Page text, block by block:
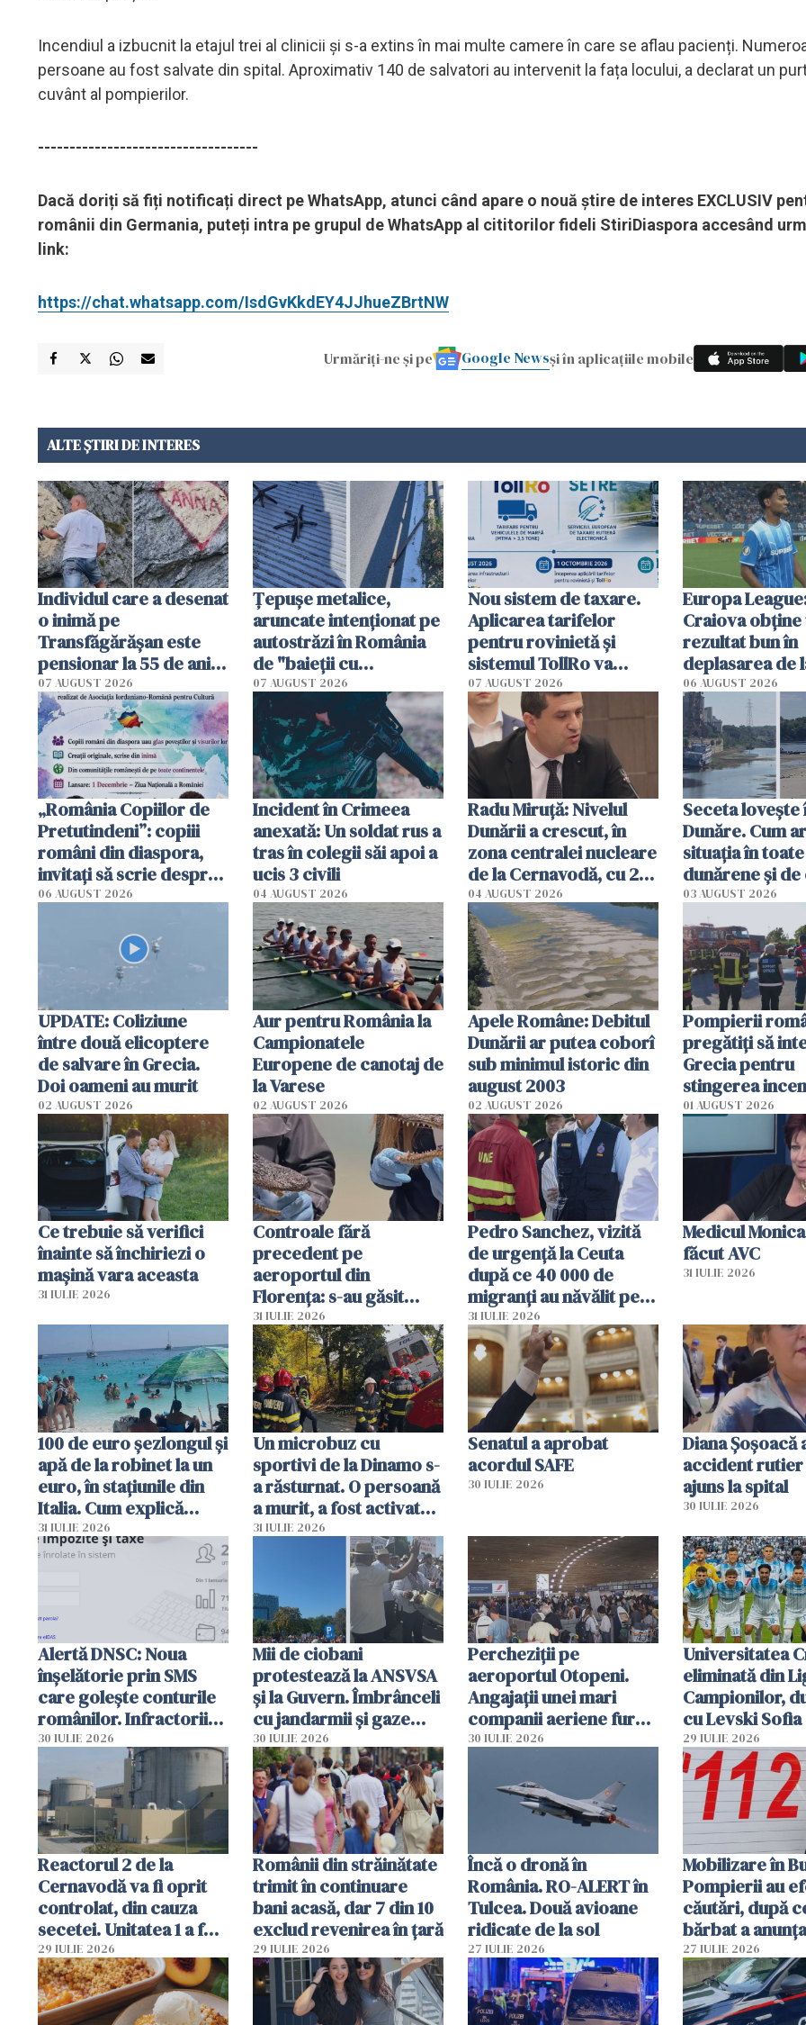
Incendiul a izbucnit la etajul trei al clinicii și s-a extins în mai multe camere în care se aflau pacienți.
persoane au fost salvate din spital. Aproximativ 140 de salvatori au intervenit la fața locului, a declarat un
cuvânt al pompierilor.
-----------------------------------
Dacă doriți să fiți notificați direct pe WhatsApp, atunci când apare o nouă știre de interes EXCLUSIV
românii din Germania, puteți intra pe grupul de WhatsApp al cititorilor fideli StiriDiaspora accesând
link:
https://chat.whatsapp.com/IsdGvKkdEY4JJhueZBrtNW
Urmăriți-ne și pe Google Newsși în aplicațiile mobile
ALTE ȘTIRI DE INTERES
Individul care a desenat
o inimă pe
Transfăgărășan este
pensionar la 55 de ani.
Poliția l-a identificat
07 AUGUST 2026
Țepușe metalice,
aruncate intenționat pe
autostrăzi în România
de "baieții cu
platforme": "Mi-au
cerut 1200 lei să mă
tracteze"
07 AUGUST 2026
Nou sistem de taxare.
Aplicarea tarifelor
pentru rovinietă şi
sistemul TollRo va
începe la 1 octombrie
07 AUGUST 2026
Europa
Craiova obține
rezultat bun în
deplasarea de
06 AUGUST 2026
„România Copiilor de
Pretutindeni”: copiii
români din diaspora,
invitați să scrie despre
România într-un volum
06 AUGUST 2026
Incident în Crimeea
anexată: Un soldat rus a
tras în colegii săi apoi a
ucis 3 civili
04 AUGUST 2026
Radu Miruţă: Nivelul
Dunării a crescut, în
zona centralei nucleare
de la Cernavodă, cu 2
cm faţă de ziua trecută
04 AUGUST 2026
Seceta
Dunăre. Cum
situația în
dunărene și de
România
efectele, deși a
în iulie
03 AUGUST 2026
UPDATE: Coliziune
între două elicoptere
de salvare în Grecia.
Doi oameni au murit
02 AUGUST 2026
Aur pentru România la
Campionatele
Europene de canotaj de
la Varese
02 AUGUST 2026
Apele Române: Debitul
Dunării ar putea coborî
sub minimul istoric din
august 2003
02 AUGUST 2026
Pompierii
pregătiţi să
Grecia pentru
stingerea
01 AUGUST 2026
Ce trebuie să verifici
înainte să închiriezi o
mașină vara aceasta
31 IULIE 2026
Controale fără
precedent pe
aeroportul din
Florența: s-au găsit
capete de aligator și o
sumă imensă de bani
31 IULIE 2026
Pedro Sanchez, vizită
de urgență la Ceuta
după ce 40 000 de
migranți au năvălit pe
teritoriul spaniol: „Vom
mobiliza toate
resursele"
31 IULIE 2026
Medicul
făcut AVC
31 IULIE 2026
100 de euro șezlongul și
apă de la robinet la un
euro, în stațiunile din
Italia. Cum explică
autoritățile
31 IULIE 2026
Un microbuz cu
sportivi de la Dinamo s-
a răsturnat. O persoană
a murit, a fost activat
planul roșu de
31 IULIE 2026
Senatul a aprobat
acordul SAFE
30 IULIE 2026
Diana Șoșoacă
accident rutier
ajuns la spital
30 IULIE 2026
Alertă DNSC: Noua
înșelătorie prin SMS
care golește conturile
românilor. Infractorii
folosesc numele
Ghișeul.ro și al Poliției
Române
30 IULIE 2026
Mii de ciobani
protestează la ANSVSA
și la Guvern. Îmbrânceli
cu jandarmii și gaze
lacrimogene
30 IULIE 2026
Percheziții pe
aeroportul Otopeni.
Angajații unei mari
companii aeriene furau
parfumuri, ceasuri și
vânzării
30 IULIE 2026
Universitatea
eliminată din
Campionilor,
cu Levski Sofia
29 IULIE 2026
Reactorul 2 de la
Cernavodă va fi oprit
controlat, din cauza
secetei. Unitatea 1 a fost
deja oprită
29 IULIE 2026
Românii din străinătate
trimit în continuare
bani acasă, dar 7 din 10
exclud revenirea în țară
29 IULIE 2026
Încă o dronă în
România. RO-ALERT în
Tulcea. Două avioane
ridicate de la sol
27 IULIE 2026
Mobilizare în
Pompierii au
căutări, după
bărbat a
că a văzut un
luminos
27 IULIE 2026